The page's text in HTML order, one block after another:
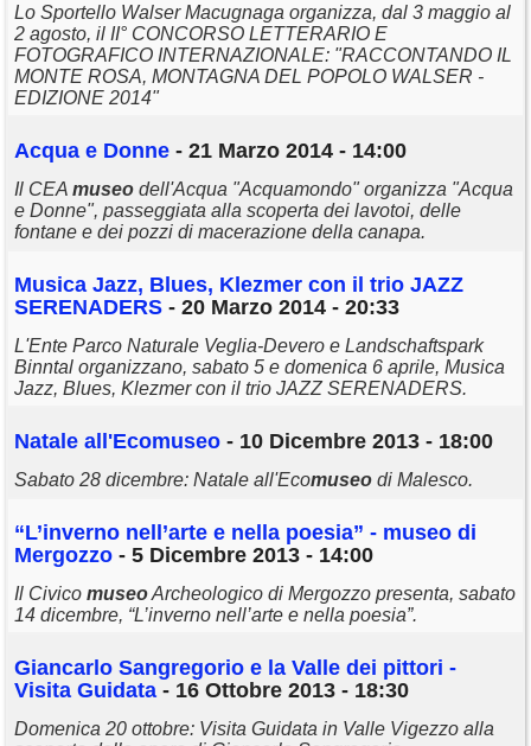
Lo Sportello Walser Macugnaga organizza, dal 3 maggio al
2 agosto, il II° CONCORSO LETTERARIO E
FOTOGRAFICO INTERNAZIONALE: "RACCONTANDO IL
MONTE ROSA, MONTAGNA DEL POPOLO WALSER -
EDIZIONE 2014"
Acqua e Donne - 21 Marzo 2014 - 14:00
Il CEA museo dell'Acqua "Acquamondo" organizza "Acqua
e Donne", passeggiata alla scoperta dei lavotoi, delle
fontane e dei pozzi di macerazione della canapa.
Musica Jazz, Blues, Klezmer con il trio JAZZ
SERENADERS - 20 Marzo 2014 - 20:33
L'Ente Parco Naturale Veglia-Devero e Landschaftspark
Binntal organizzano, sabato 5 e domenica 6 aprile, Musica
Jazz, Blues, Klezmer con il trio JAZZ SERENADERS.
Natale all'Ecomuseo - 10 Dicembre 2013 - 18:00
Sabato 28 dicembre: Natale all'Ecomuseo di Malesco.
“L’inverno nell’arte e nella poesia” - museo di
Mergozzo - 5 Dicembre 2013 - 14:00
Il Civico museoArcheologico di Mergozzo presenta, sabato
14 dicembre, “L’inverno nell’arte e nella poesia”.
Giancarlo Sangregorio e la Valle dei pittori -
Visita Guidata - 16 Ottobre 2013 - 18:30
Domenica 20 ottobre: Visita Guidata in Valle Vigezzo alla